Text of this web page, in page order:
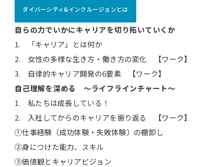
ダイバーシティ&インクルージョンとは
自らの力でいかにキャリアを切り拓いていくか
1. 「キャリア」とは何か
2. 女性の多様な生き方・働き方の変化 【ワーク】
3. 自律的キャリア開発の6要素 【ワーク】
自己理解を深める ～ライフラインチャート～
1. 私たちは成長している！
2. 入社してからのキャリアを振り返る 【ワーク】
①仕事経験（成功体験・失敗体験）の棚卸し
②身につけた能力、スキル
③価値観とキャリアビジョン